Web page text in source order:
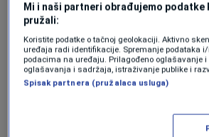
Predsjednik radničkog vijeća
automobilskom segmentu u
Frank Sell, opisao je tu vijest
Najavljivao je borbu za svaki
Bosch je najavio mogućnost
Mi i naši partneri obrađujemo podatke
pružali:
Koristite podatke o tačnoj geolokaciji. Aktivno
uređaja radi identifikacije. Spremanje podataka
podacima na uređaju. Prilagođeno oglašavanje
oglašavanja i sadržaja, istraživanje publike i
Spisak partnera (pružalaca usluga)